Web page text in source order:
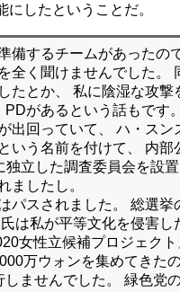
したということだ。
備するチームがあったの
全く聞けませんでした。
たとか、 私に陰湿な攻撃
があるという話もです
出回っていて、 ハ・スン
いう名前を付けて、 内部
独立した調査委員会を設
ましたし。
パスされました。 総選挙
は私が平等文化を侵害し
女性立候補プロジェクト
万ウォンを集めてきた
ませんでした。 緑色党